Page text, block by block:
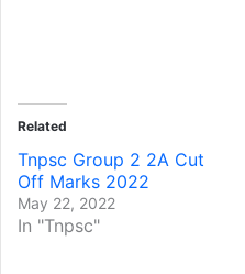
Related
Tnpsc Group 2 2A Cut
Off Marks 2022
May 22, 2022
In "Tnpsc"